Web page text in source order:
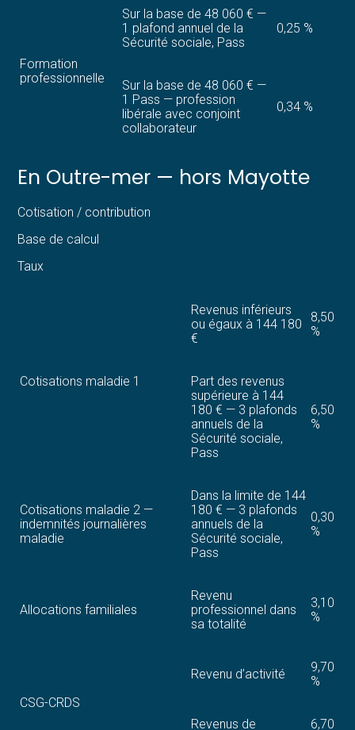
Formation
professionnelle
Sur la base de 48 060 € —
1 plafond annuel de la
Sécurité sociale, Pass
0,25 %
Sur la base de 48 060 € —
1 Pass — profession
libérale avec conjoint
collaborateur
0,34 %
En Outre-mer — hors Mayotte
Cotisation / contribution
Base de calcul
Taux
Cotisations maladie 1
Revenus inférieurs
ou égaux à 144 180
€
8,50
%
Part des revenus
supérieure à 144
180 € — 3 plafonds
annuels de la
Sécurité sociale,
Pass
6,50
%
Cotisations maladie 2 —
indemnités journalières
maladie
Dans la limite de 144
180 € — 3 plafonds
annuels de la
Sécurité sociale,
Pass
0,30
%
Allocations familiales
Revenu
professionnel dans
sa totalité
3,10
%
CSG-CRDS
Revenu d’activité
9,70
%
Revenus de 6,70